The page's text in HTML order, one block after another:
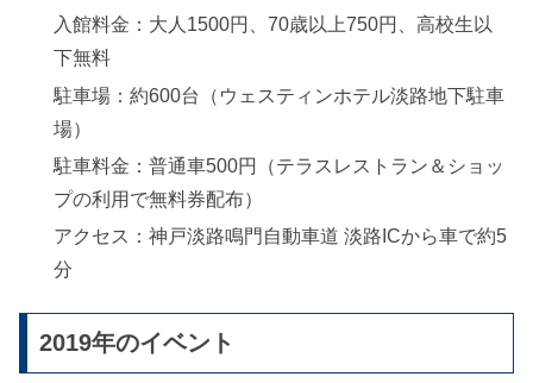
入館料金：大人1500円、70歳以上750円、高校生以
下無料
駐車場：約600台（ウェスティンホテル淡路地下駐車
場）
駐車料金：普通車500円（テラスレストラン＆ショッ
プの利用で無料券配布）
アクセス：神戸淡路鳴門自動車道 淡路ICから車で約5
分
2019年のイベント